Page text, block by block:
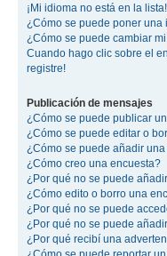
¡Mi idioma no está en la lista!
¿Cómo se puede poner
¿Cómo se puede cambiar
Cuando hago clic sobre el
registre!
Publicación de mensajes
¿Cómo se puede publicar
¿Cómo se puede editar o
¿Cómo se puede añadir
¿Cómo creo una encuesta?
¿Por qué no se puede
¿Cómo edito o borro una
¿Por qué no se puede
¿Por qué no se puede
¿Por qué recibí una